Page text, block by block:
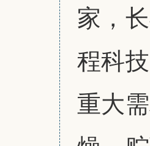
家，
程科
重大